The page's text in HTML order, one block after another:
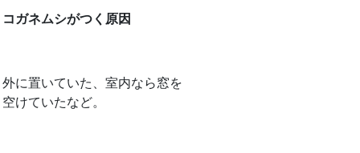
コガネムシがつく原因
外に置いていた、室内なら窓を
空けていたなど。